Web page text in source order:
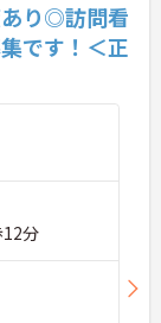
あり◎訪問看
です！＜正
12分